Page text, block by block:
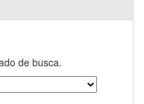
de busca.